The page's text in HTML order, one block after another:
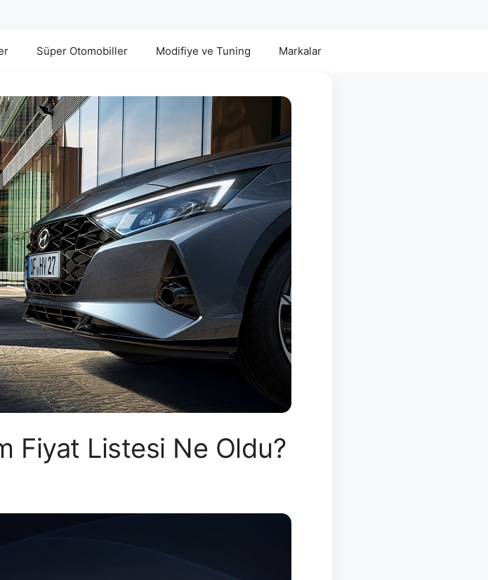
Süper Otomobiller Modifiye ve Tuning Markalar
Fiyat Listesi Ne Oldu?